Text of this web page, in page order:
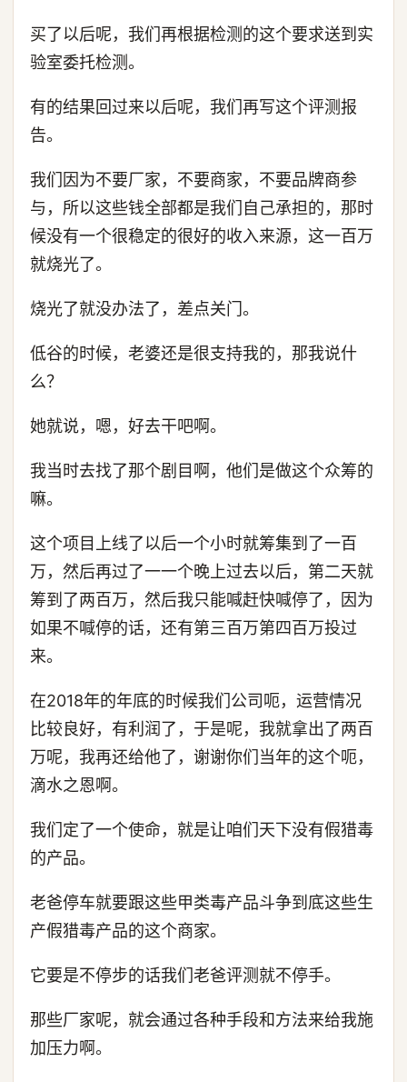
买了以后呢，我们再根据检测的这个要求送到实
验室委托检测。
有的结果回过来以后呢，我们再写这个评测报
告。
我们因为不要厂家，不要商家，不要品牌商参
与，所以这些钱全部都是我们自己承担的，那时
候没有一个很稳定的很好的收入来源，这一百万
就烧光了。
烧光了就没办法了，差点关门。
低谷的时候，老婆还是很支持我的，那我说什
么？
她就说，嗯，好去干吧啊。
我当时去找了那个剧目啊，他们是做这个众筹的
嘛。
这个项目上线了以后一个小时就筹集到了一百
万，然后再过了一一个晚上过去以后，第二天就
筹到了两百万，然后我只能喊赶快喊停了，因为
如果不喊停的话，还有第三百万第四百万投过
来。
在2018年的年底的时候我们公司呃，运营情况
比较良好，有利润了，于是呢，我就拿出了两百
万呢，我再还给他了，谢谢你们当年的这个呃，
滴水之恩啊。
我们定了一个使命，就是让咱们天下没有假猎毒
的产品。
老爸停车就要跟这些甲类毒产品斗争到底这些生
产假猎毒产品的这个商家。
它要是不停步的话我们老爸评测就不停手。
那些厂家呢，就会通过各种手段和方法来给我施
加压力啊。